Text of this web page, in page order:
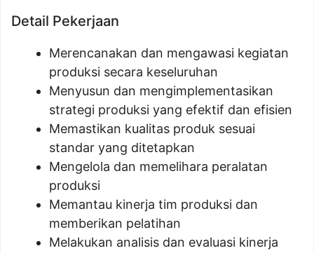
Detail Pekerjaan
Merencanakan dan mengawasi kegiatan
produksi secara keseluruhan
Menyusun dan mengimplementasikan
strategi produksi yang efektif dan efisien
Memastikan kualitas produk sesuai
standar yang ditetapkan
Mengelola dan memelihara peralatan
produksi
Memantau kinerja tim produksi dan
memberikan pelatihan
Melakukan analisis dan evaluasi kinerja